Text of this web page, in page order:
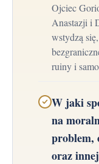
Ojciec
Anastazji i
wstydzą
ruiny i
W jaki
na
problem,
oraz